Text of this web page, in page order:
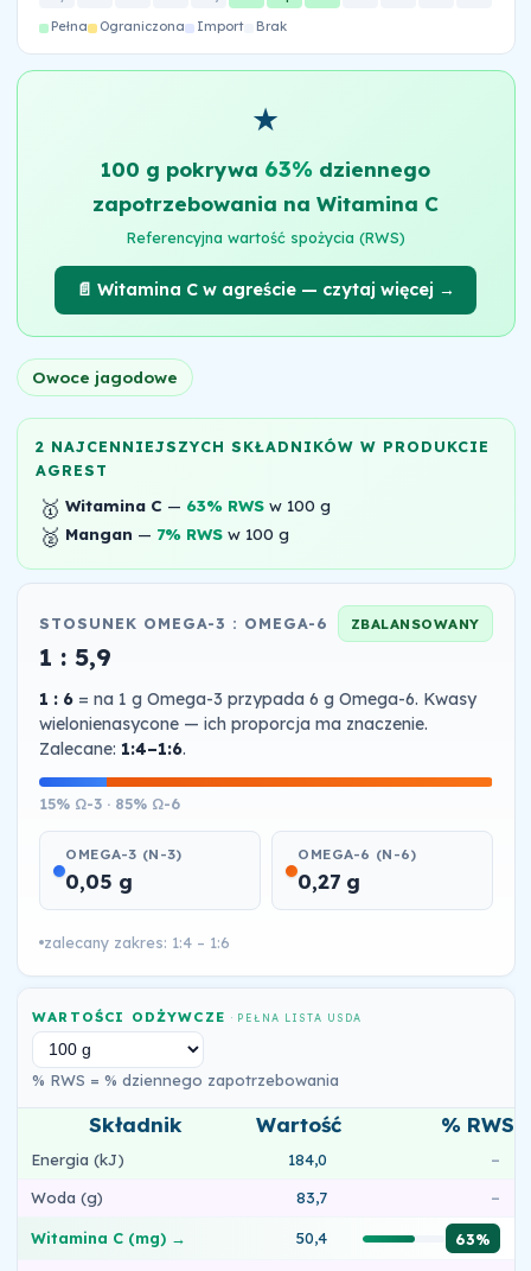
Pełna Ograniczona Import Brak
★
100 g pokrywa 63% dziennego
zapotrzebowania na Witamina C
Referencyjna wartość spożycia (RWS)
📄 Witamina C w agreście — czytaj więcej →
Owoce jagodowe
2 NAJCENNIEJSZYCH SKŁADNIKÓW W PRODUKCIE
AGREST
🥇 Witamina C — 63% RWSw 100 g
🥈 Mangan — 7% RWSw 100 g
STOSUNEK OMEGA-3 : OMEGA-6 ZBALANSOWANY
1 : 5,9
1 : 6= na 1 g Omega-3 przypada 6 g Omega-6. Kwasy
wielonienasycone — ich proporcja ma znaczenie.
Zalecane: 1:4–1:6.
15% Ω-3 · 85% Ω-6
OMEGA-3 (N-3)
0,05 g
OMEGA-6 (N-6)
0,27 g
zalecany zakres: 1:4 – 1:6
WARTOŚCI ODŻYWCZE· PEŁNA LISTA USDA
% RWS = % dziennego zapotrzebowania
Składnik Wartość % RWS
Energia (kJ) 184,0
–
Woda (g)
83,7 –
Witamina C (mg) → 50,4 63%